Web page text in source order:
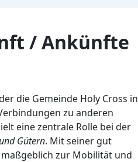
/ Ankünfte
die Gemeinde Holy Cross in
zu anderen
eine zentrale Rolle bei der
Gütern. Mit seiner gut
zur Mobilität und